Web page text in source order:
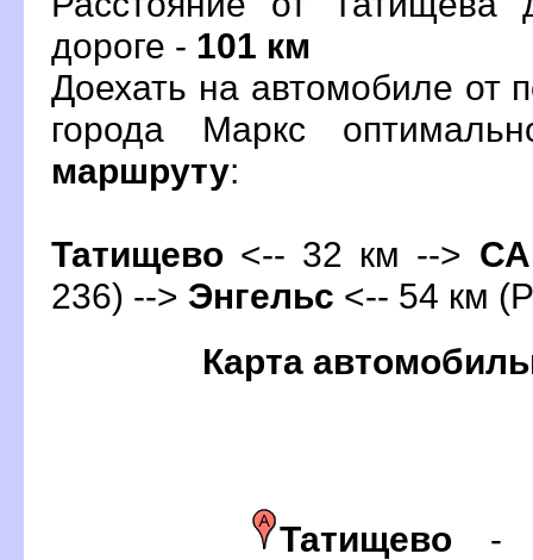
дороге - 101 км
Доехать на автомобиле от
орода Маркс
маршруту:
Татищево <-- 32 км -->
236) --> Энгельс <-- 54 км
Карта
Татищево